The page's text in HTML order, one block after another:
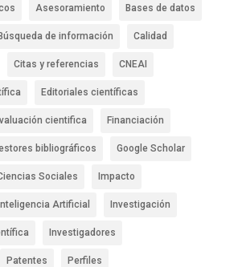
Asesoramiento Bases de datos
Búsqueda de información Calidad
Citas y referencias CNEAI
Editoriales científicas
cientifica Financiación
bibliográficos Google Scholar
Sociales Impacto
Inteligencia Artificial Investigación
Investigadores
Patentes Perfiles